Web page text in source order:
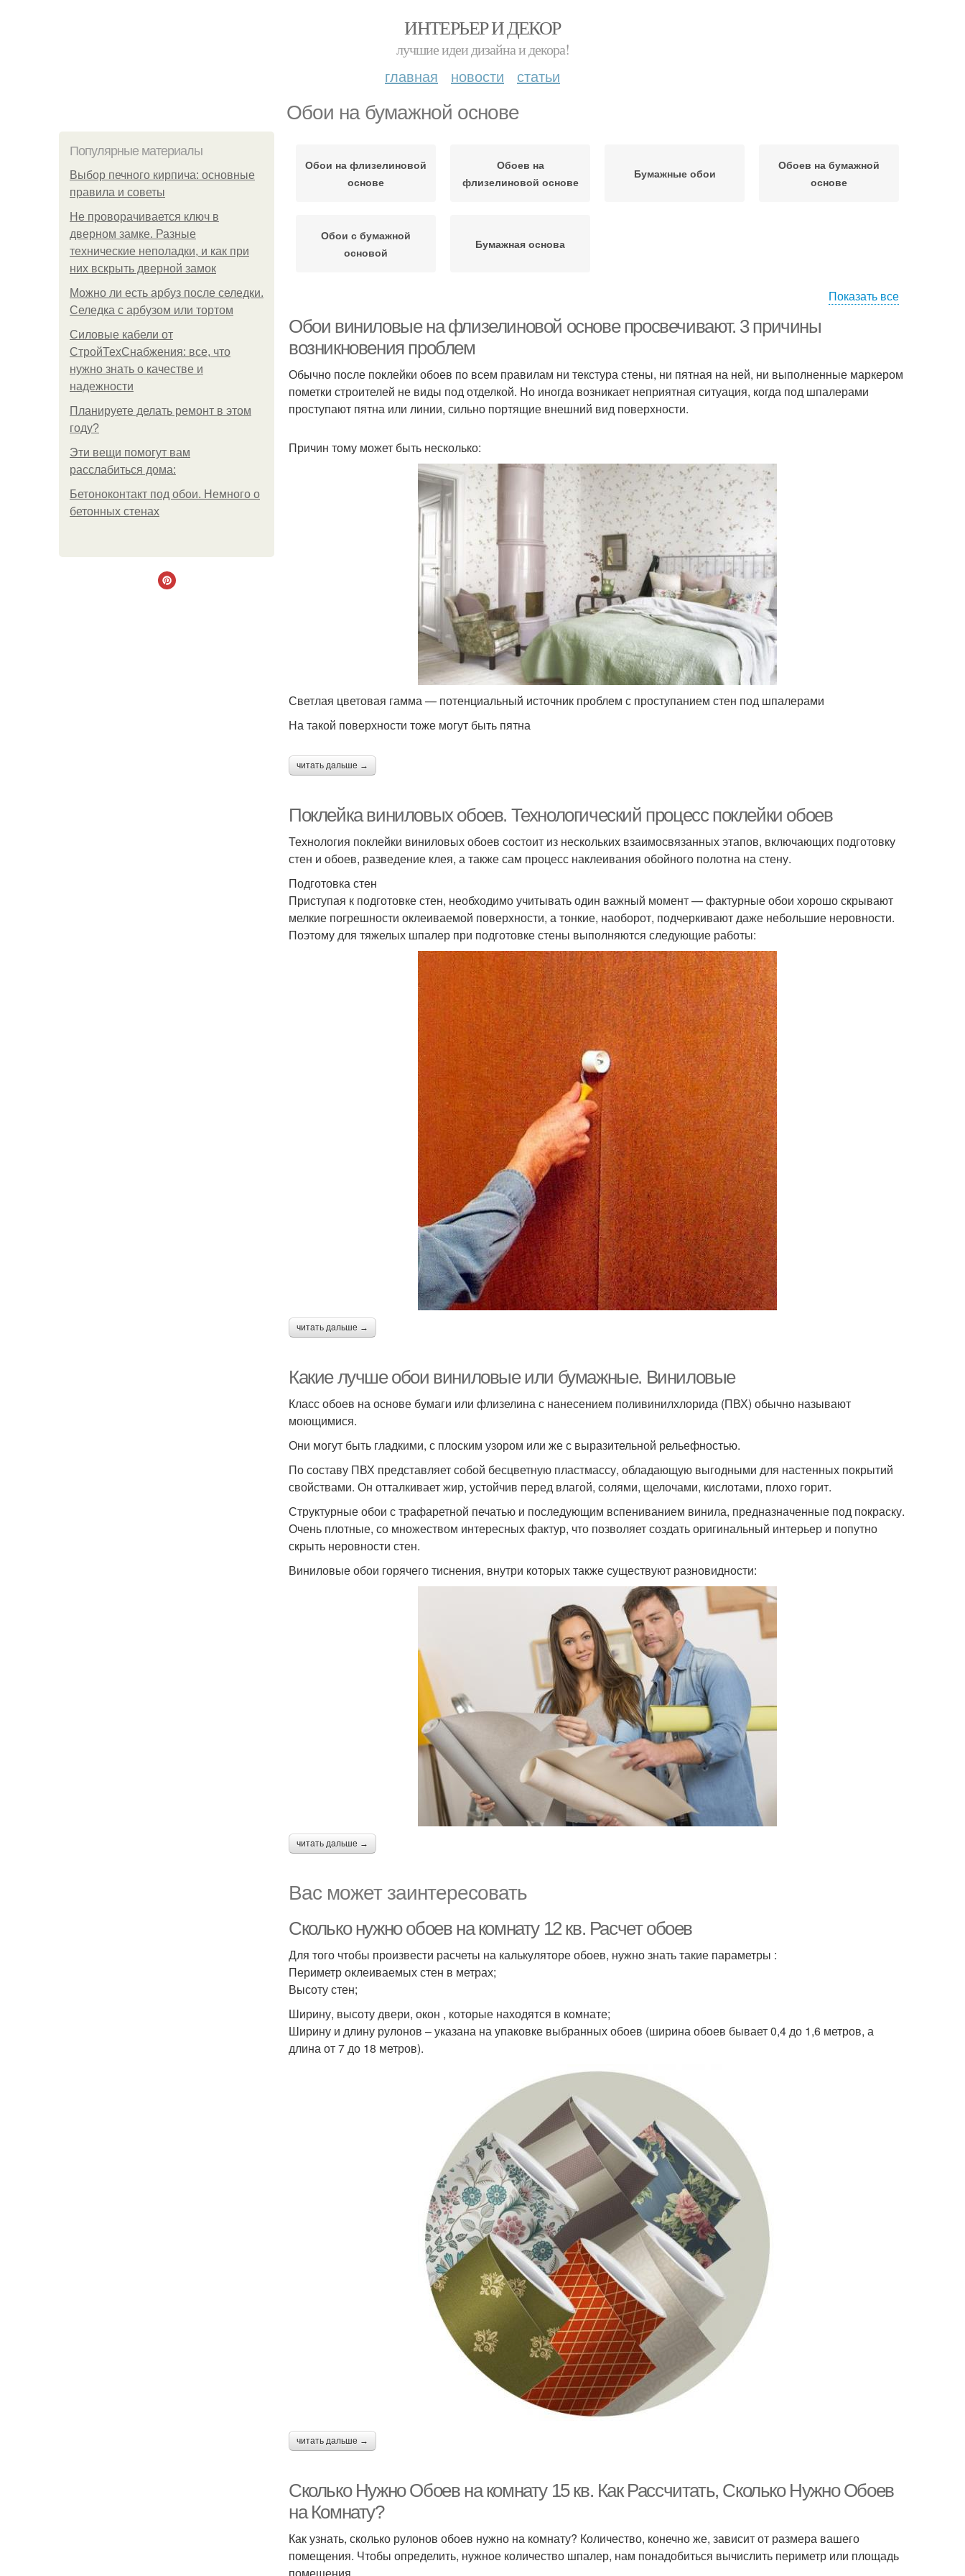
ИНТЕРЬЕР И ДЕКОР
лучшие идеи дизайна и декора!
главная новости статьи
Обои на бумажной основе
Популярные материалы
Выбор печного кирпича: основные
правила и советы
Не проворачивается ключ в
дверном замке. Разные
технические неполадки, и как при
них вскрыть дверной замок
Можно ли есть арбуз после селедки.
Селедка с арбузом или тортом
Силовые кабели от
СтройТехСнабжения: все, что
нужно знать о качестве и
надежности
Планируете делать ремонт в этом
году?
Эти вещи помогут вам
расслабиться дома:
Бетоноконтакт под обои. Немного о
бетонных стенах
Обои на флизелиновой
основе
Обоев на
флизелиновой основе
Бумажные обои
Обоев на бумажной
основе
Обои с бумажной
основой
Бумажная основа
Показать все
Обои виниловые на флизелиновой основе просвечивают. 3 причины
возникновения проблем
Обычно после поклейки обоев по всем правилам ни текстура стены, ни пятная на ней, ни выполненные маркером
пометки строителей не виды под отделкой. Но иногда возникает неприятная ситуация, когда под шпалерами
проступают пятна или линии, сильно портящие внешний вид поверхности.
Причин тому может быть несколько:
Светлая цветовая гамма — потенциальный источник проблем с проступанием стен под шпалерами
На такой поверхности тоже могут быть пятна
читать дальше →
Поклейка виниловых обоев. Технологический процесс поклейки обоев
Технология поклейки виниловых обоев состоит из нескольких взаимосвязанных этапов, включающих подготовку
стен и обоев, разведение клея, а также сам процесс наклеивания обойного полотна на стену.
Подготовка стен
Приступая к подготовке стен, необходимо учитывать один важный момент — фактурные обои хорошо скрывают
мелкие погрешности оклеиваемой поверхности, а тонкие, наоборот, подчеркивают даже небольшие неровности.
Поэтому для тяжелых шпалер при подготовке стены выполняются следующие работы:
читать дальше →
Какие лучше обои виниловые или бумажные. Виниловые
Класс обоев на основе бумаги или флизелина с нанесением поливинилхлорида (ПВХ) обычно называют
моющимися.
Они могут быть гладкими, с плоским узором или же с выразительной рельефностью.
По составу ПВХ представляет собой бесцветную пластмассу, обладающую выгодными для настенных покрытий
свойствами. Он отталкивает жир, устойчив перед влагой, солями, щелочами, кислотами, плохо горит.
Структурные обои с трафаретной печатью и последующим вспениванием винила, предназначенные под покраску.
Очень плотные, со множеством интересных фактур, что позволяет создать оригинальный интерьер и попутно
скрыть неровности стен.
Виниловые обои горячего тиснения, внутри которых также существуют разновидности:
читать дальше →
Вас может заинтересовать
Сколько нужно обоев на комнату 12 кв. Расчет обоев
Для того чтобы произвести расчеты на калькуляторе обоев, нужно знать такие параметры :
Периметр оклеиваемых стен в метрах;
Высоту стен;
Ширину, высоту двери, окон , которые находятся в комнате;
Ширину и длину рулонов – указана на упаковке выбранных обоев (ширина обоев бывает 0,4 до 1,6 метров, а
длина от 7 до 18 метров).
читать дальше →
Сколько Нужно Обоев на комнату 15 кв. Как Рассчитать, Сколько Нужно Обоев
на Комнату?
Как узнать, сколько рулонов обоев нужно на комнату? Количество, конечно же, зависит от размера вашего
помещения. Чтобы определить, нужное количество шпалер, нам понадобиться вычислить периметр или площадь